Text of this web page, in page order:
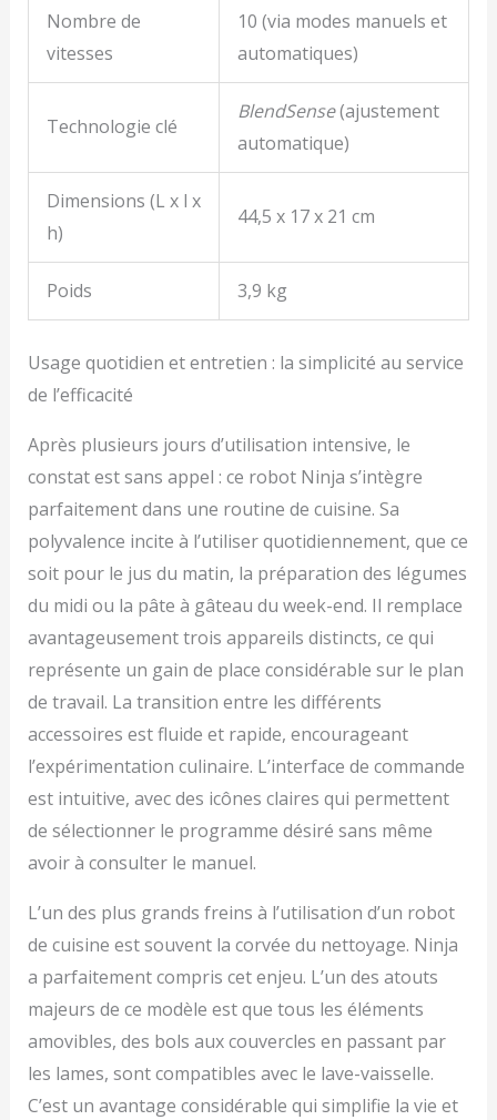
Nombre de
vitesses
10 (via modes manuels et
automatiques)
Technologie clé
BlendSense(ajustement
automatique)
Dimensions (L x l x
h)
44,5 x 17 x 21 cm
Poids 3,9 kg
Usage quotidien et entretien : la simplicité au service
de l’efficacité
Après plusieurs jours d’utilisation intensive, le
constat est sans appel : ce robot Ninja s’intègre
parfaitement dans une routine de cuisine. Sa
polyvalence incite à l’utiliser quotidiennement, que ce
soit pour le jus du matin, la préparation des légumes
du midi ou la pâte à gâteau du week-end. Il remplace
avantageusement trois appareils distincts, ce qui
représente un gain de place considérable sur le plan
de travail. La transition entre les différents
accessoires est fluide et rapide, encourageant
l’expérimentation culinaire. L’interface de commande
est intuitive, avec des icônes claires qui permettent
de sélectionner le programme désiré sans même
avoir à consulter le manuel.
L’un des plus grands freins à l’utilisation d’un robot
de cuisine est souvent la corvée du nettoyage. Ninja
a parfaitement compris cet enjeu. L’un des atouts
majeurs de ce modèle est que tous les éléments
amovibles, des bols aux couvercles en passant par
les lames, sont compatibles avec le lave-vaisselle.
C’est un avantage considérable qui simplifie la vie et